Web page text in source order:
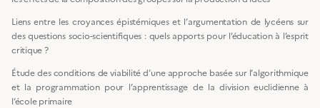
Liens entre les croyances épistémiques et l’argumentation de lycéens sur
des questions socio-scientifiques : quels apports pour l’éducation à l’esprit
critique ?
Étude des conditions de viabilité d’une approche basée sur l’algorithmique
et la programmation pour l’apprentissage de la division euclidienne à
l’école primaire